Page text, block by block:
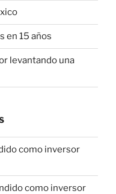
en 15 años
levantando una
como inversor
como inversor